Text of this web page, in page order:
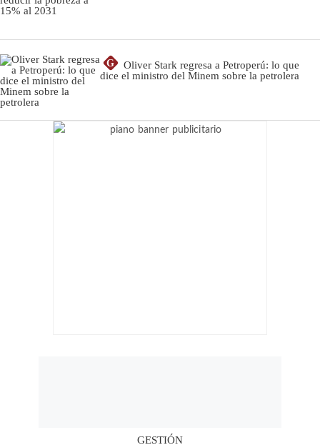
G
Oliver Stark regresa a Petroperú: lo que
dice el ministro del Minem sobre la petrolera